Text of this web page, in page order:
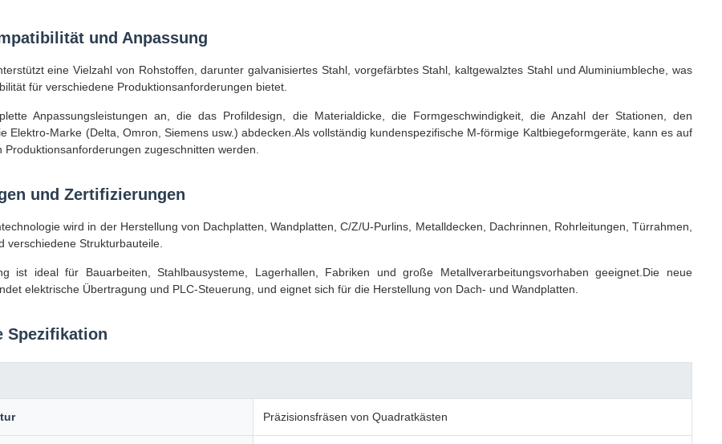
und Anpassung
eine Vielzahl von Rohstoffen, darunter galvanisiertes Stahl, vorgefärbtes Stahl, kaltgewalztes Stahl und Aluminiumbleche, was
für verschiedene Produktionsanforderungen bietet.
Anpassungsleistungen an, die das Profildesign, die Materialdicke, die Formgeschwindigkeit, die Anzahl der Stationen, den
Elektro-Marke (Delta, Omron, Siemens usw.) abdecken.Als vollständig kundenspezifische M-förmige Kaltbiegeformgeräte, kann es auf
Produktionsanforderungen zugeschnitten werden.
und Zertifizierungen
wird in der Herstellung von Dachplatten, Wandplatten, C/Z/U-Purlins, Metalldecken, Dachrinnen, Rohrleitungen, Türrahmen,
verschiedene Strukturbauteile.
ist ideal für Bauarbeiten, Stahlbausysteme, Lagerhallen, Fabriken und große Metallverarbeitungsvorhaben geeignet.Die neue
elektrische Übertragung und PLC-Steuerung, und eignet sich für die Herstellung von Dach- und Wandplatten.
Spezifikation
Präzisionsfräsen von Quadratkästen